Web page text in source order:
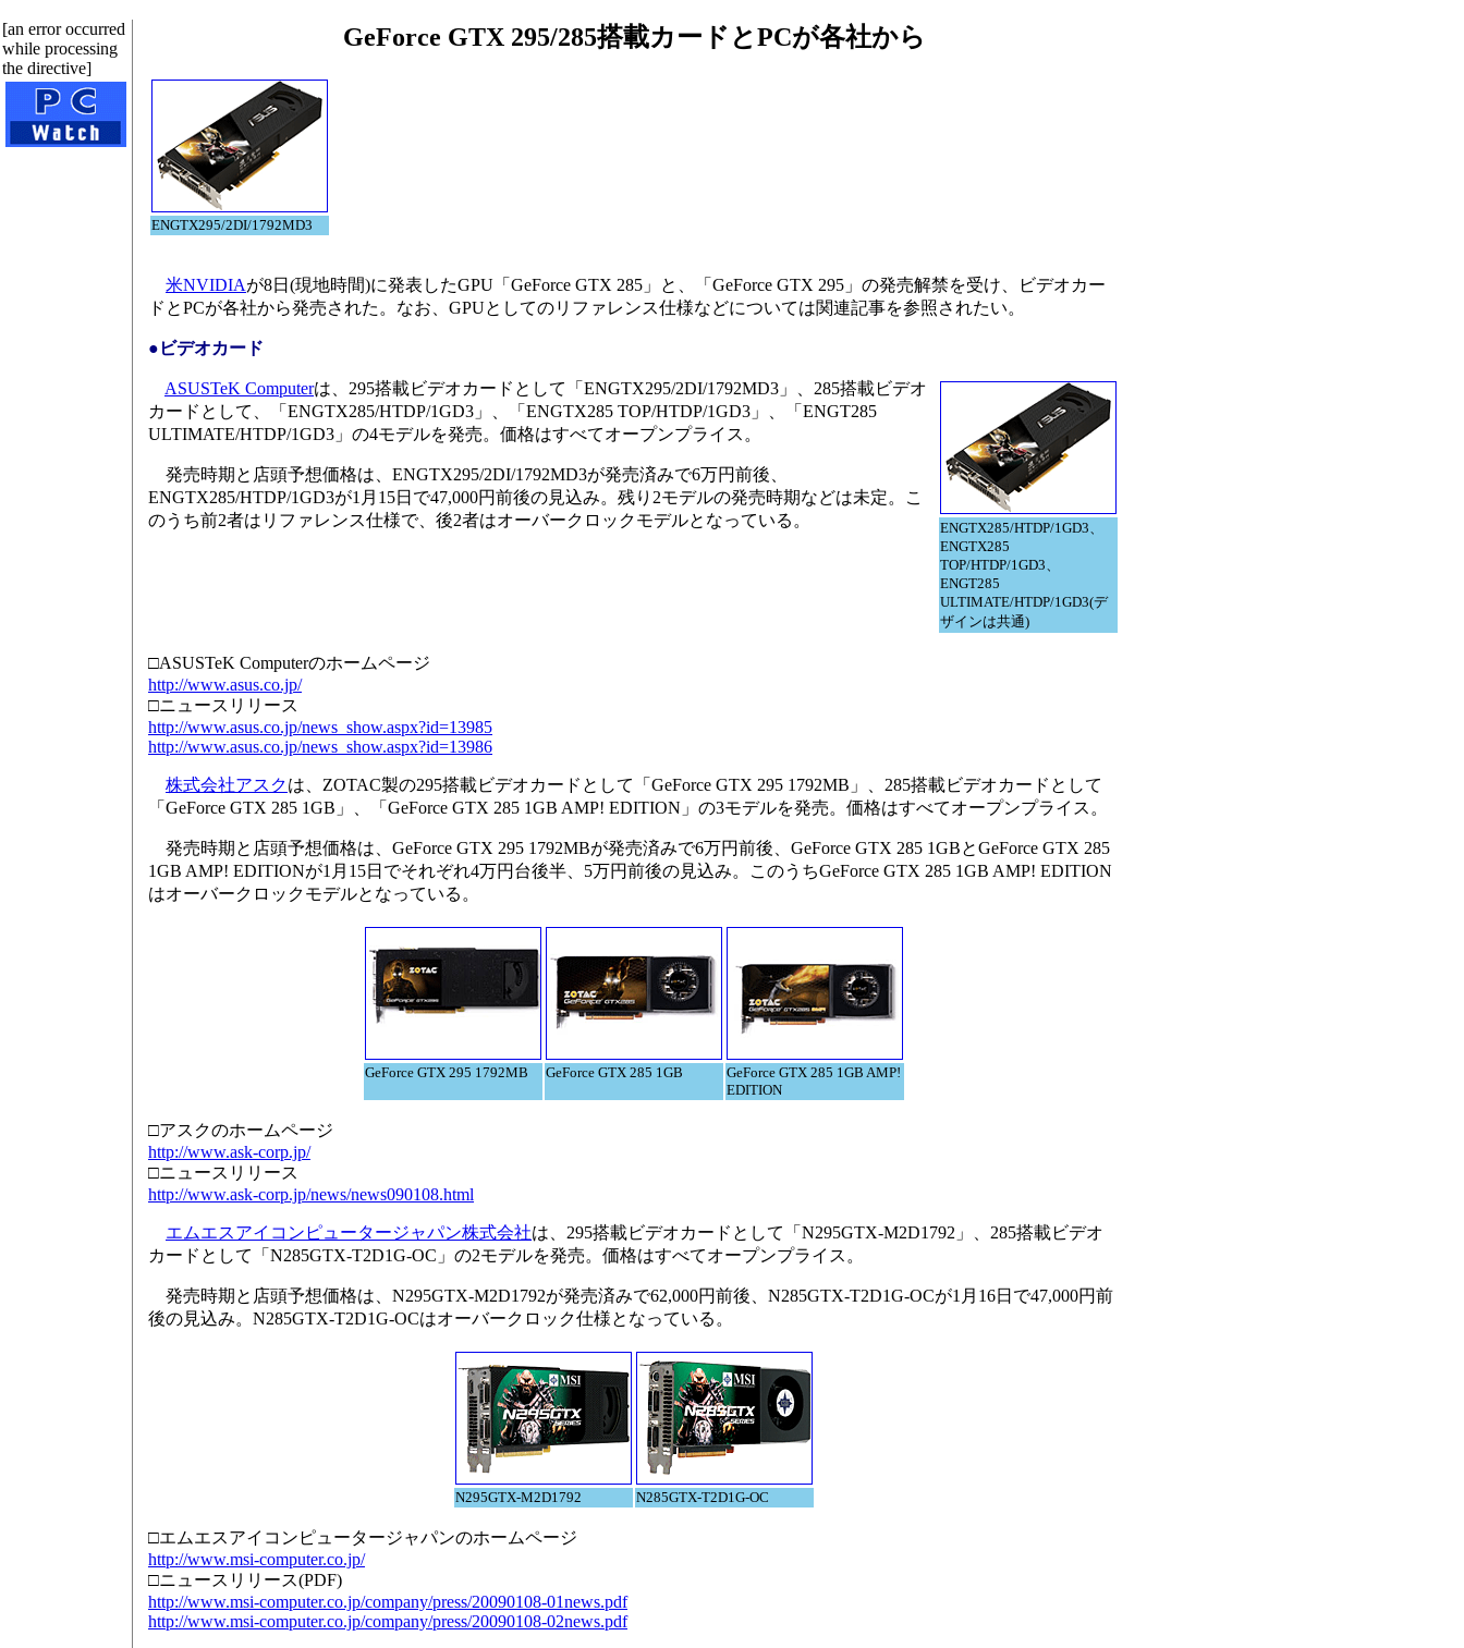
[an error occurred
while processing
the directive]
GeForce GTX 295/285搭載カードとPCが各社から
ENGTX295/2DI/1792MD3
米NVIDIAが8日(現地時間)に発表したGPU「GeForce GTX 285」と、「GeForce GTX 295」の発売解禁を受け、ビデオカー
ドとPCが各社から発売された。なお、GPUとしてのリファレンス仕様などについては関連記事を参照されたい。
●ビデオカード
ENGTX285/HTDP/1GD3、
ENGTX285
TOP/HTDP/1GD3、
ENGT285
ULTIMATE/HTDP/1GD3(デ
ザインは共通)
ASUSTeK Computerは、295搭載ビデオカードとして「ENGTX295/2DI/1792MD3」、285搭載ビデオ
カードとして、「ENGTX285/HTDP/1GD3」、「ENGTX285 TOP/HTDP/1GD3」、「ENGT285
ULTIMATE/HTDP/1GD3」の4モデルを発売。価格はすべてオープンプライス。
発売時期と店頭予想価格は、ENGTX295/2DI/1792MD3が発売済みで6万円前後、
ENGTX285/HTDP/1GD3が1月15日で47,000円前後の見込み。残り2モデルの発売時期などは未定。こ
のうち前2者はリファレンス仕様で、後2者はオーバークロックモデルとなっている。
□ASUSTeK Computerのホームページ
http://www.asus.co.jp/
□ニュースリリース
http://www.asus.co.jp/news_show.aspx?id=13985
http://www.asus.co.jp/news_show.aspx?id=13986
株式会社アスクは、ZOTAC製の295搭載ビデオカードとして「GeForce GTX 295 1792MB」、285搭載ビデオカードとして
「GeForce GTX 285 1GB」、「GeForce GTX 285 1GB AMP! EDITION」の3モデルを発売。価格はすべてオープンプライス。
発売時期と店頭予想価格は、GeForce GTX 295 1792MBが発売済みで6万円前後、GeForce GTX 285 1GBとGeForce GTX 285
1GB AMP! EDITIONが1月15日でそれぞれ4万円台後半、5万円前後の見込み。このうちGeForce GTX 285 1GB AMP! EDITION
はオーバークロックモデルとなっている。
GeForce GTX 295 1792MB GeForce GTX 285 1GB
GeForce GTX 285 1GB AMP!
EDITION
□アスクのホームページ
http://www.ask-corp.jp/
□ニュースリリース
http://www.ask-corp.jp/news/news090108.html
エムエスアイコンピュータージャパン株式会社は、295搭載ビデオカードとして「N295GTX-M2D1792」、285搭載ビデオ
カードとして「N285GTX-T2D1G-OC」の2モデルを発売。価格はすべてオープンプライス。
発売時期と店頭予想価格は、N295GTX-M2D1792が発売済みで62,000円前後、N285GTX-T2D1G-OCが1月16日で47,000円前
後の見込み。N285GTX-T2D1G-OCはオーバークロック仕様となっている。
N295GTX-M2D1792 N285GTX-T2D1G-OC
□エムエスアイコンピュータージャパンのホームページ
http://www.msi-computer.co.jp/
□ニュースリリース(PDF)
http://www.msi-computer.co.jp/company/press/20090108-01news.pdf
http://www.msi-computer.co.jp/company/press/20090108-02news.pdf